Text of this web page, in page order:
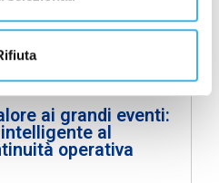
ai grandi eventi:
al
operativa